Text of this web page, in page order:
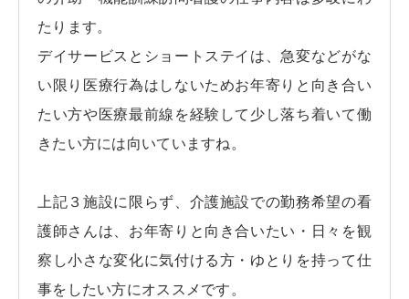
たります。
デイサービスとショートステイは、急変などがな
い限り医療行為はしないためお年寄りと向き合い
たい方や医療最前線を経験して少し落ち着いて働
きたい方には向いていますね。
上記３施設に限らず、介護施設での勤務希望の看
護師さんは、お年寄りと向き合いたい・日々を観
察し小さな変化に気付ける方・ゆとりを持って仕
事をしたい方にオススメです。